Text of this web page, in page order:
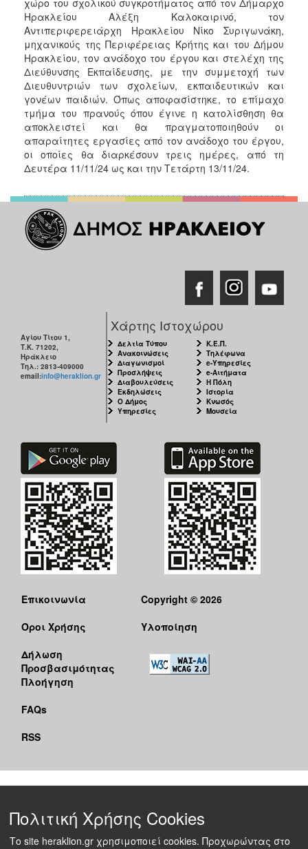
Ηρακλείου Αλέξη Καλοκαιρινό, τον
Αντιπεριφερειάρχη Ηρακλείου Νίκο Συριγωνάκη,
μηχανικούς της Περιφέρειας Κρήτης και του Δήμου
Ηρακλείου, τον ανάδοχο του έργου και στελέχη της
Διεύθυνσης Εκπαίδευσης, με την συμμετοχή των
Διευθυντριών των σχολείων, εκπαιδευτικών και
γονέων παιδιών. Όπως αποφασίστηκε, το επίμαχο
τμήμα του πρανούς όπου έγινε η κατολίσθηση θα
αποκλειστεί και θα πραγματοποιηθούν οι
απαραίτητες εργασίες από τον ανάδοχο του έργου,
οι οποίες θα διαρκέσουν τρεις ημέρες, από τη
Δευτέρα 11/11/24 ως και την Τετάρτη 13/11/24.
Αγίου Τίτου 1,
Τ.Κ. 71202,
Ηράκλειο
Τηλ.: 2813-409000
email:info@heraklion.gr
Χάρτης Ιστοχώρου
Δελτία Τύπου
Ανακοινώσεις
Διαγωνισμοί
Προσλήψεις
Διαβουλεύσεις
Εκδηλώσεις
Ο Δήμος
Υπηρεσίες
Κ.Ε.Π.
Τηλέφωνα
e-Υπηρεσίες
e-Αιτήματα
Η Πόλη
Ιστορία
Κνωσός
Μουσεία
Επικοινωνία
Όροι Χρήσης
Δήλωση
Προσβασιμότητας
Πλοήγηση
FAQs
RSS
Copyright © 2026
Υλοποίηση
Πολιτική Χρήσης Cookies
Το site heraklion.gr χρησιμοποιεί cookies. Προχωρώντας στο